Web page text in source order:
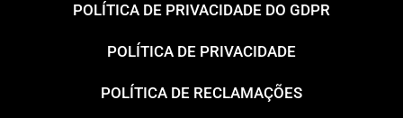
POLÍTICA DE PRIVACIDADE DO GDPR
POLÍTICA DE PRIVACIDADE
POLÍTICA DE RECLAMAÇÕES